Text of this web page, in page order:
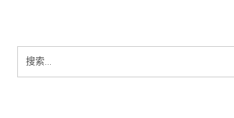
Search
for: